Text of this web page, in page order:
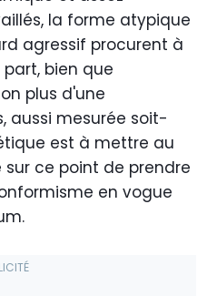
la forme atypique
agressif procurent à
bien que
plus d'une
aussi mesurée soit-
est à mettre au
ce point de prendre
en vogue